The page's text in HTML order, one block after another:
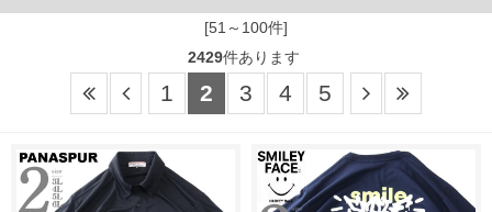
[51～100件]
2429件あります
1 2 3 4 5